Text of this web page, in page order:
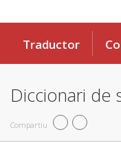
Traductor
Diccionari de
Compartiu